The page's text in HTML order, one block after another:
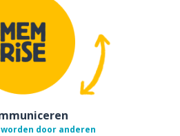
door anderen